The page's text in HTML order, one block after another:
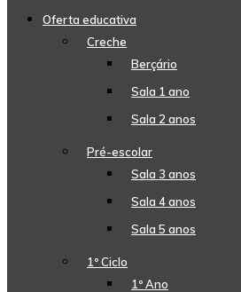
Oferta educativa
Creche
Berçário
Sala 1 ano
Sala 2 anos
Pré-escolar
Sala 3 anos
Sala 4 anos
Sala 5 anos
1º Ciclo
1º Ano